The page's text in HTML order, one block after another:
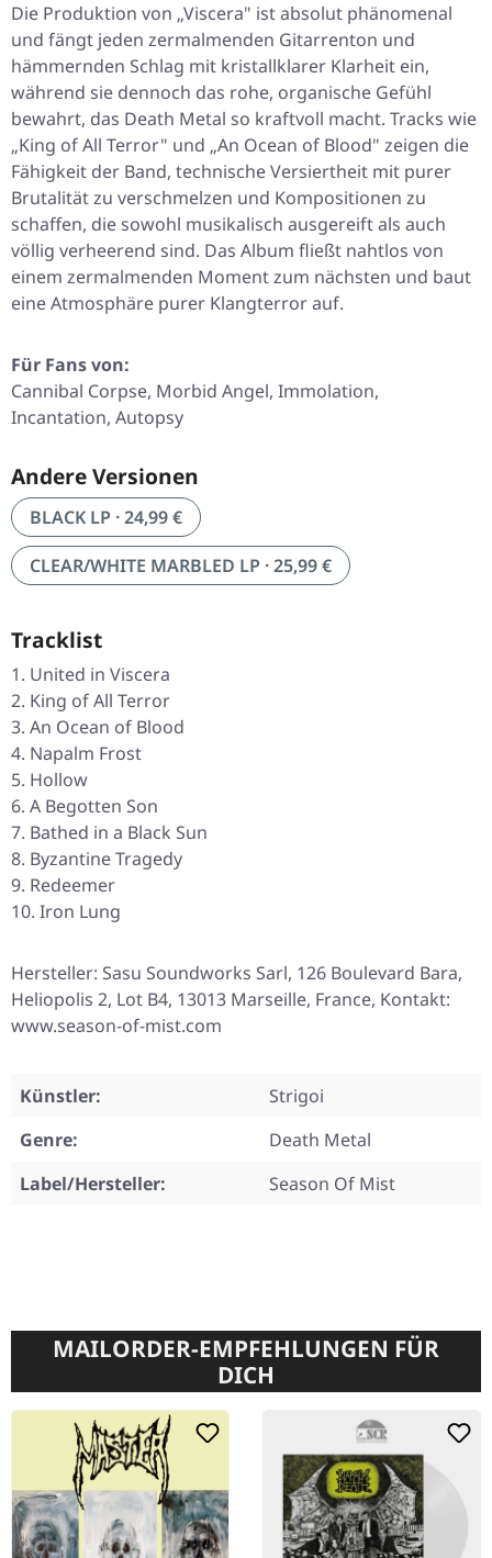
Die Produktion von „Viscera" ist absolut phänomenal
und fängt jeden zermalmenden Gitarrenton und
hämmernden Schlag mit kristallklarer Klarheit ein,
während sie dennoch das rohe, organische Gefühl
bewahrt, das Death Metal so kraftvoll macht. Tracks wie
„King of All Terror" und „An Ocean of Blood" zeigen die
Fähigkeit der Band, technische Versiertheit mit purer
Brutalität zu verschmelzen und Kompositionen zu
schaffen, die sowohl musikalisch ausgereift als auch
völlig verheerend sind. Das Album fließt nahtlos von
einem zermalmenden Moment zum nächsten und baut
eine Atmosphäre purer Klangterror auf.
Für Fans von:
Cannibal Corpse, Morbid Angel, Immolation,
Incantation, Autopsy
Andere Versionen
BLACK LP · 24,99 €
CLEAR/WHITE MARBLED LP · 25,99 €
Tracklist
United in Viscera
King of All Terror
An Ocean of Blood
Napalm Frost
Hollow
A Begotten Son
Bathed in a Black Sun
Byzantine Tragedy
Redeemer
Iron Lung
Hersteller: Sasu Soundworks Sarl, 126 Boulevard Bara,
Heliopolis 2, Lot B4, 13013 Marseille, France, Kontakt:
www.season-of-mist.com
Künstler:
Strigoi
Genre:
Death Metal
Label/Hersteller:
Season Of Mist
MAILORDER-EMPFEHLUNGEN FÜR
DICH